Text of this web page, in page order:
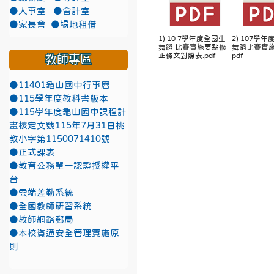
1) 10 7學年度全國生
舞蹈 比賽實施要點修
正條文對照表.pdf
2) 107學年
舞蹈比賽實
pdf
●人事室
●會計室
●家長會
●場地租借
教師專區
●11401龜山國中行事曆
●115學年度教科書版本
●115學年度龜山國中課程計
畫核定文號115年7月31日桃
教小字第1150071410號
●正式課表
●教育公務單一認證授權平
台
●雲端差勤系統
●全國教師研習系統
●教師網路郵局
●本校資通安全管理實施原
則